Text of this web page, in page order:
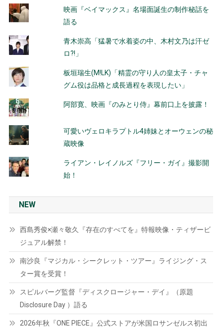
映画『ベイマックス』名場面誕生の制作秘話を
語る
青木崇高「猛暑で水着姿の中、木村文乃は汗ゼ
ロ?!」
板垣瑞生(M!LK)「精霊の守り人の皇太子・チャ
グム役は品格と成長過程を表現したい」
阿部寛、映画『のみとり侍』幕前口上を披露！
可愛いヴェロキラプトル4姉妹とオーウェンの秘
蔵映像
ライアン・レイノルズ『フリー・ガイ』撮影開
始！
NEW
西島秀俊×瀬々敬久『存在のすべてを』特報映像・ティザービ
ジュアル解禁！
南沙良『マジカル・シークレット・ツアー』ライジング・ス
ター賞を受賞！
スピルバーグ監督『ディスクロージャー・デイ』（原題
Disclosure Day ）語る
2026年秋『ONE PIECE』公式ストアが米国ロサンゼルス初出